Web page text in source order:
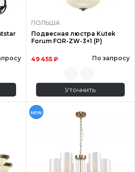
ПОЛЬША
Подвесная люстра Kutek
Forum FOR-ZW-3+1 (P)
49 455 ₽ По запросу
Уточнить
NEW